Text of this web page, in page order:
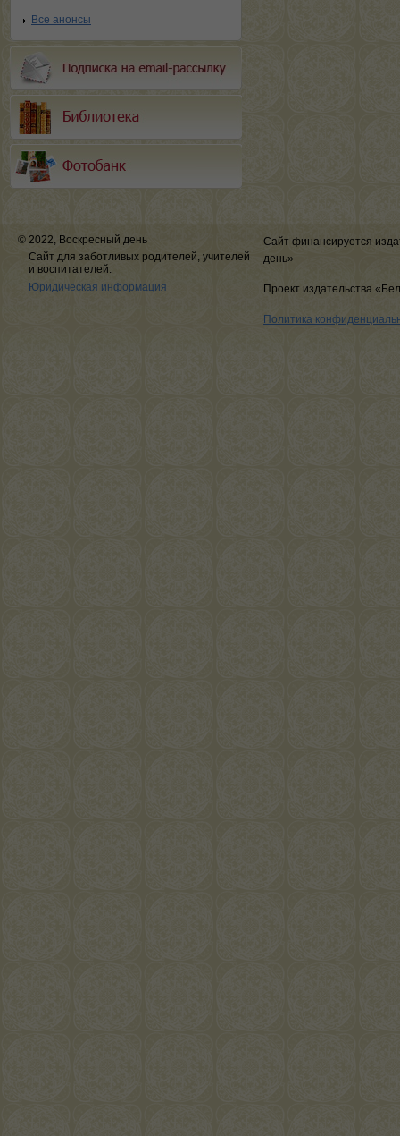
Все анонсы
© 2022, Воскресный день
Сайт для заботливых родителей, учителей
и воспитателей.
Юридическая информация
Сайт финансируется
день»
Проект издательства
Политика